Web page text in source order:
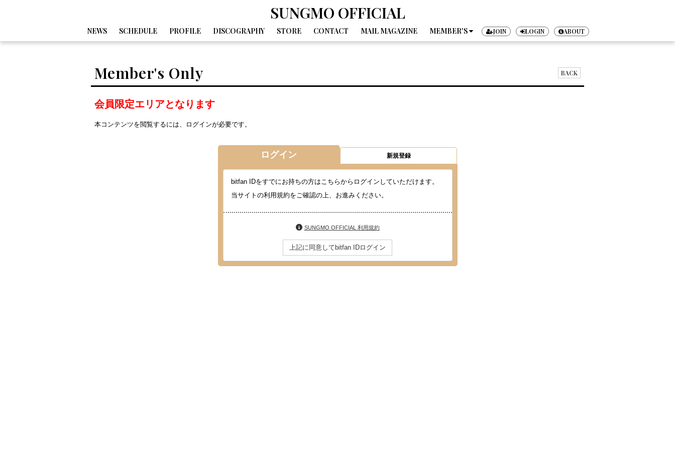
SUNGMO OFFICIAL
NEWS SCHEDULE PROFILE DISCOGRAPHY STORE CONTACT MAIL MAGAZINE MEMBER'S JOIN LOGIN ABOUT
Member's Only BACK
会員限定エリアとなります
本コンテンツを閲覧するには、ログインが必要です。
ログイン 新規登録
bitfan IDをすでにお持ちの方はこちらからログインしていただけます。
当サイトの利用規約をご確認の上、お進みください。
SUNGMO OFFICIAL 利用規約
上記に同意してbitfan IDログイン